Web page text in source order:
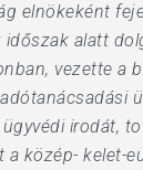
elnökeként
időszak alatt
vezette a
irodát,
a közép- kelet-